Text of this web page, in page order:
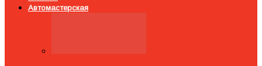
Автомастерская